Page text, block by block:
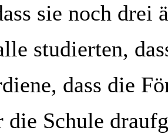
sie noch drei
studierten,
dass die
die Schule